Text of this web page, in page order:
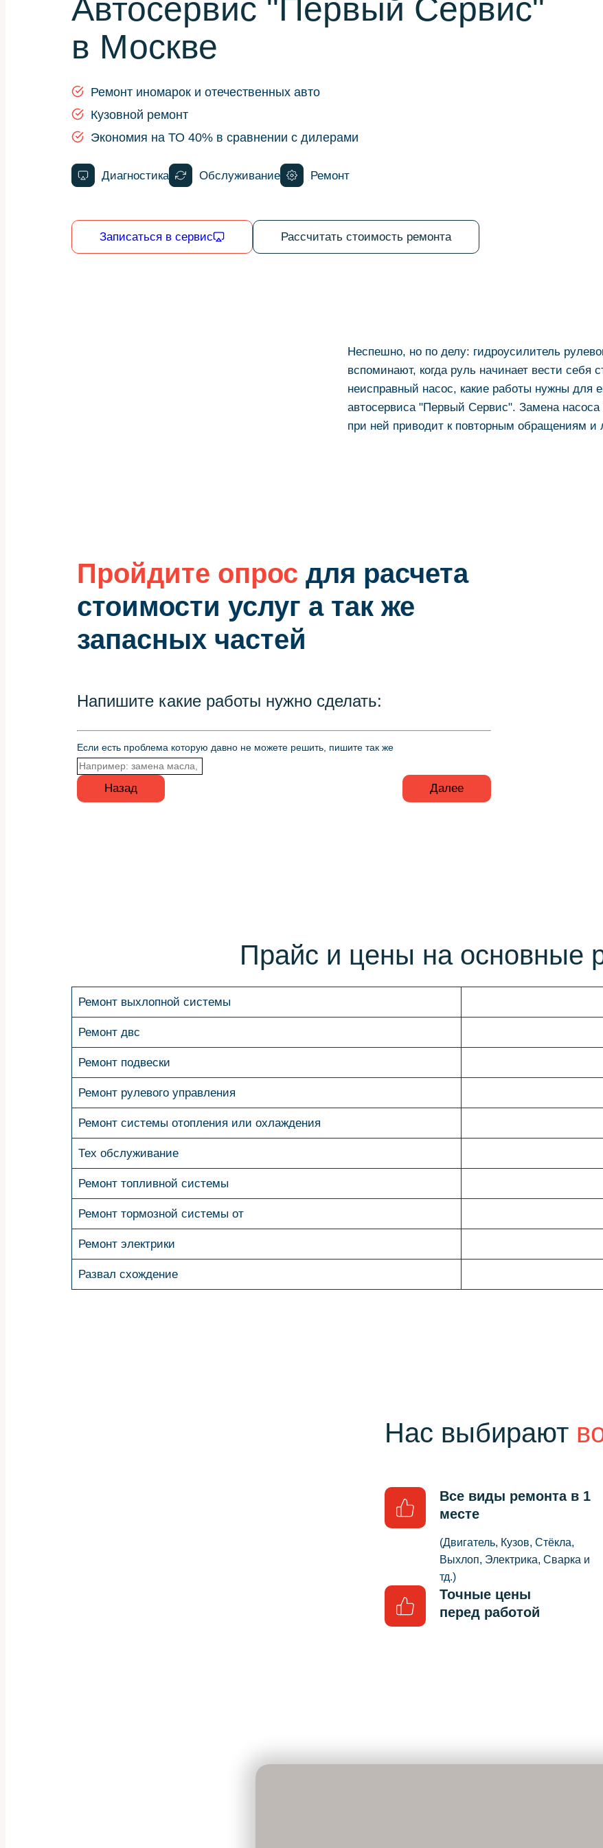
Автосервис "Первый Сервис"
в Москве
Ремонт иномарок и отечественных авто
Кузовной ремонт
Экономия на ТО 40% в сравнении с дилерами
Диагностика Обслуживание Ремонт
Записаться в сервис Рассчитать стоимость ремонта
Неспешно, но по делу: гидроусилитель
вспоминают, когда руль начинает вести себя
неисправный насос, какие работы нужны для
автосервиса "Первый Сервис". Замена
при ней приводит к повторным обращениям
Пройдите опрос для расчета
стоимости услуг а так же
запасных частей
Напишите какие работы нужно сделать:
Если есть проблема которую давно не можете решить, пишите так же
Назад Далее
Прайс и цены на основные
Ремонт выхлопной системы
Ремонт двс
Ремонт подвески
Ремонт рулевого управления
Ремонт системы отопления или охлаждения
Тех обслуживание
Ремонт топливной системы
Ремонт тормозной системы от
Ремонт электрики
Развал схождение
Нас выбирают
Все виды ремонта в 1
месте
(Двигатель, Кузов, Стёкла,
Выхлоп, Электрика, Сварка и
тд.)
Точные цены
перед работой